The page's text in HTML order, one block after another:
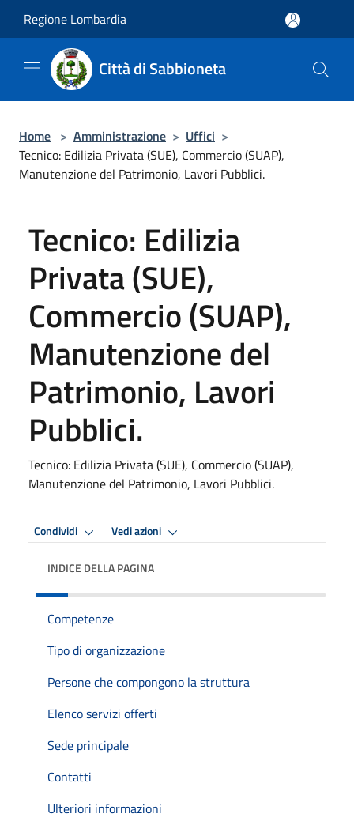
Regione Lombardia
Città di Sabbioneta
Home > Amministrazione > Uffici >
Tecnico: Edilizia Privata (SUE), Commercio (SUAP),
Manutenzione del Patrimonio, Lavori Pubblici.
Tecnico: Edilizia
Privata (SUE),
Commercio (SUAP),
Manutenzione del
Patrimonio, Lavori
Pubblici.
Tecnico: Edilizia Privata (SUE), Commercio (SUAP),
Manutenzione del Patrimonio, Lavori Pubblici.
Condividi Vedi azioni
INDICE DELLA PAGINA
Competenze
Tipo di organizzazione
Persone che compongono la struttura
Elenco servizi offerti
Sede principale
Contatti
Ulteriori informazioni